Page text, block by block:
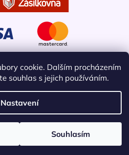
cookie. Dalším procházením
souhlas s jejich používáním.
Nastavení
Souhlasím
Vytvořil Shoptet
. Všechna práva vyhrazena.